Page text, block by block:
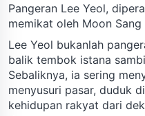
Pangeran Lee Yeol,
memikat oleh Moon Sang
Lee Yeol bukanlah
balik tembok istana
Sebaliknya, ia sering
menyusuri pasar, duduk
kehidupan rakyat dari